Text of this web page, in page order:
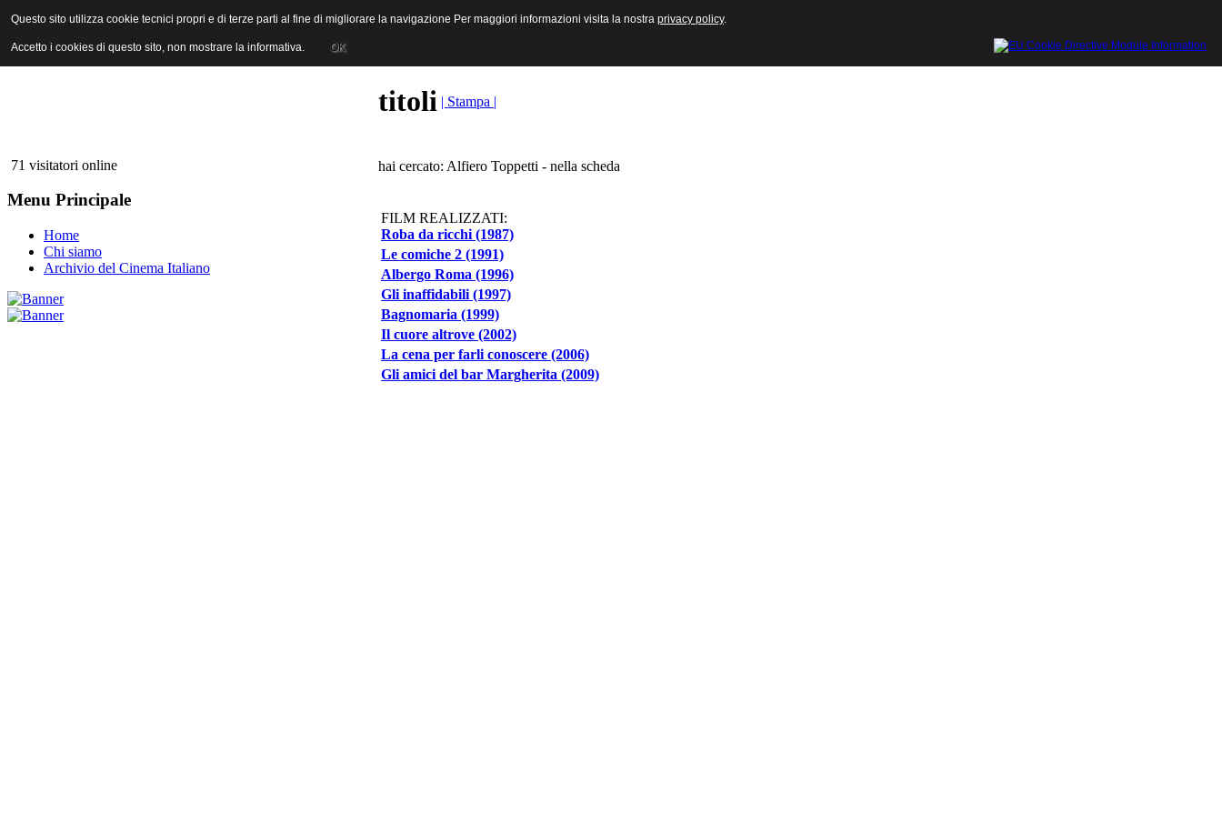
ANICA | Associazione Nazionale Industrie Cinematografiche Audiovisive e Multimediali
71 visitatori online
Menu Principale
Home
Chi siamo
Archivio del Cinema Italiano
titoli | Stampa |
hai cercato: Alfiero Toppetti - nella scheda
FILM REALIZZATI:
Roba da ricchi (1987)
Le comiche 2 (1991)
Albergo Roma (1996)
Gli inaffidabili (1997)
Bagnomaria (1999)
Il cuore altrove (2002)
La cena per farli conoscere (2006)
Gli amici del bar Margherita (2009)
Questo sito utilizza cookie tecnici propri e di terze parti al fine di migliorare la navigazione Per maggiori informazioni visita la nostra privacy policy.
Accetto i cookies di questo sito, non mostrare la informativa. OK
Questo sito utilizza cookie tecnici propri e di terze parti al fine di migliorare la navigazione Per maggiori informazioni visita la nostra privacy policy.
Accetto i cookies di questo sito, non mostrare la informativa. OK